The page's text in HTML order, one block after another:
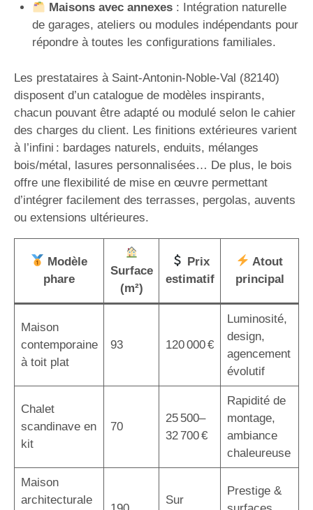
Maisons avec annexes: Intégration naturelle
de garages, ateliers ou modules indépendants pour
répondre à toutes les configurations familiales.
Les prestataires à Saint-Antonin-Noble-Val (82140)
disposent d’un catalogue de modèles inspirants,
chacun pouvant être adapté ou modulé selon le cahier
des charges du client. Les finitions extérieures varient
à l’infini : bardages naturels, enduits, mélanges
bois/métal, lasures personnalisées… De plus, le bois
offre une flexibilité de mise en œuvre permettant
d’intégrer facilement des terrasses, pergolas, auvents
ou extensions ultérieures.
Modèle
phare
Surface
(m²)
Prix
estimatif
Atout
principal
Maison
contemporaine
à toit plat
93 120 000 €
Luminosité,
design,
agencement
évolutif
Chalet
scandinave en
kit
70
25 500–
32 700 €
Rapidité de
montage,
ambiance
chaleureuse
Maison
architecturale
Sur
Prestige &